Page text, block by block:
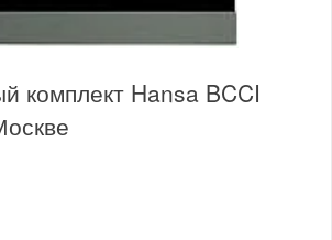
комплект Hansa BCCI